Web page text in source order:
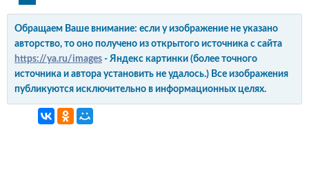
Обращаем Ваше внимание: если у изображение не указано
авторство, то оно получено из открытого источника с сайта
https://ya.ru/images - Яндекс картинки (более точного
источника и автора установить не удалось.) Все изображения
публикуются исключительно в информационных целях.